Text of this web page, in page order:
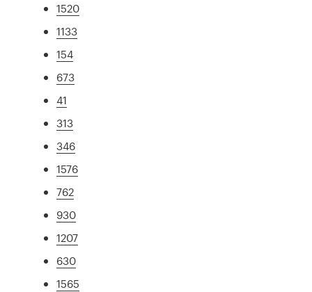
1520
1133
154
673
41
313
346
1576
762
930
1207
630
1565